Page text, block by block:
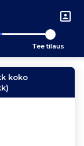
Tee tilaus
koko